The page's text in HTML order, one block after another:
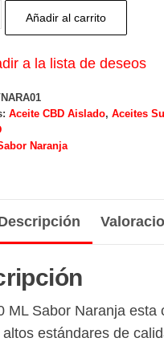
Añadir al carrito
a la lista de deseos
Aceite CBD Aislado, Aceites
Naranja
ML Sabor Naranja esta
altos estándares de